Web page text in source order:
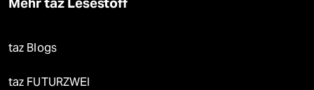
taz Blogs
taz FUTURZWEI